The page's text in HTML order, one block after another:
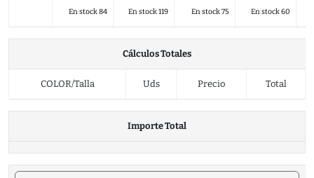
En stock 84 En stock 119 En stock 75 En stock 60
Cálculos Totales
COLOR/Talla Uds Precio Total
Importe Total